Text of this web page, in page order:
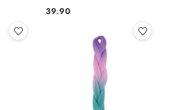
Cena:
39.90